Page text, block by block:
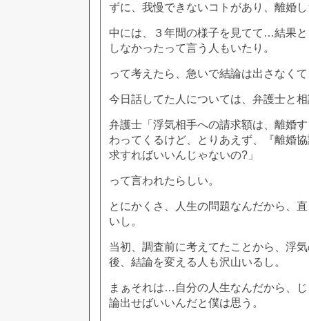
ずに、我慢できないコトがあり、離婚
中には、３年間の様子を見てて…結果
しなかったって言う人もいたり。
って考えたら、急いで結論は出さなく
今日話してた人については、弁護士と
弁護士「浮気相手への請求額は、離婚
わってくるけど、とりあえず、『離婚
求すればいいんじゃないの?」
って言われたらしい。
とにかくさ、人生の問題なんだから、
いし。
当初、調査前に考えてたことから、浮
後、結論を変える人も沢山いるし。
まぁそれは…自分の人生なんだから、
論出せばいいんだと僕は思う。